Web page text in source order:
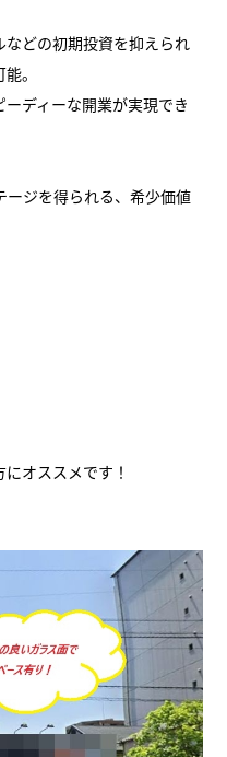
どの初期投資を抑えられ
。
ディーな開業が実現でき
ジを得られる、希少価値
オススメです！